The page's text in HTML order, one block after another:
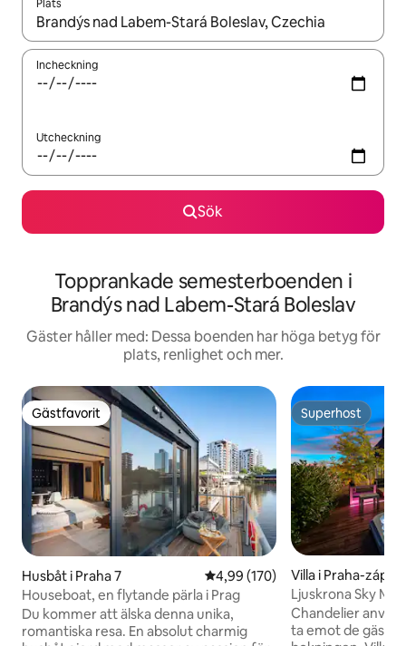
Plats
När resultaten är tillgängliga kan du navigera med upp- och
Incheckning
Utcheckning
Sök
Topprankade semesterboenden i
Brandýs nad Labem-Stará Boleslav
Gäster håller med: Dessa boenden har höga betyg för
plats, renlighet och mer.
Gästfavorit
Gästfavorit
Husbåt i Praha 7 4,99 av 5 i genomsnittligt
4,99 (170)
Houseboat, en flytande pärla i Prag
Du kommer att älska denna unika,
romantiska resa. En absolut charmig
Superhost
Superhost
Villa i Praha-západ
Ljuskrona Sky
Trädgård
Chandelier
ta emot de gäster